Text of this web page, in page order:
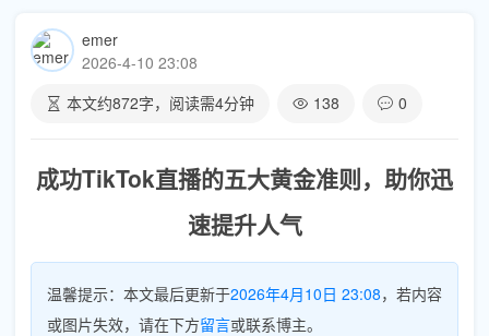
emer
2026-4-10 23:08
本文约872字，阅读需4分钟 138 0
成功TikTok直播的五大黄金准则，助你迅
速提升人气
温馨提示：本文最后更新于2026年4月10日 23:08，若内容
或图片失效，请在下方留言或联系博主。